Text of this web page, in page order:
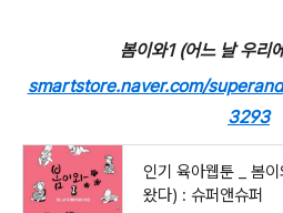
봄이와1 (어느 날 우리
smartstore.naver.com/
3293
인기 육아웹툰 _ 봄
왔다) : 슈퍼앤슈퍼